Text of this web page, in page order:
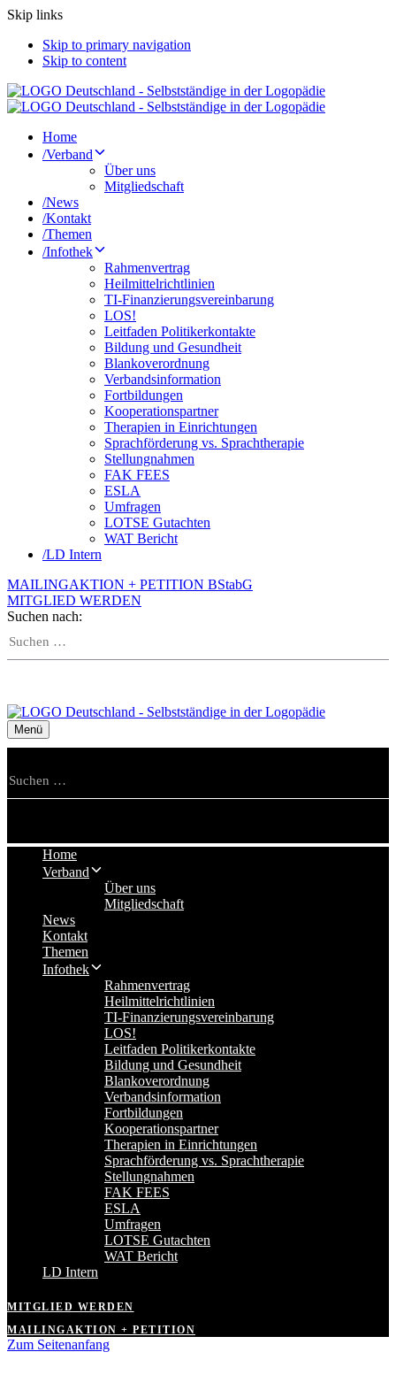
Skip links
Skip to primary navigation
Skip to content
Home
/Verband
Über uns
Mitgliedschaft
/News
/Kontakt
/Themen
/Infothek
Rahmenvertrag
Heilmittelrichtlinien
TI-Finanzierungsvereinbarung
LOS!
Leitfaden Politikerkontakte
Bildung und Gesundheit
Blankoverordnung
Verbandsinformation
Fortbildungen
Kooperationspartner
Therapien in Einrichtungen
Sprachförderung vs. Sprachtherapie
Stellungnahmen
FAK FEES
ESLA
Umfragen
LOTSE Gutachten
WAT Bericht
/LD Intern
MAILINGAKTION + PETITION BStabG
MITGLIED WERDEN
Suchen nach:
Menü
Home
Verband
Über uns
Mitgliedschaft
News
Kontakt
Themen
Infothek
Rahmenvertrag
Heilmittelrichtlinien
TI-Finanzierungsvereinbarung
LOS!
Leitfaden Politikerkontakte
Bildung und Gesundheit
Blankoverordnung
Verbandsinformation
Fortbildungen
Kooperationspartner
Therapien in Einrichtungen
Sprachförderung vs. Sprachtherapie
Stellungnahmen
FAK FEES
ESLA
Umfragen
LOTSE Gutachten
WAT Bericht
LD Intern
MITGLIED WERDEN
MAILINGAKTION + PETITION
Zum Seitenanfang